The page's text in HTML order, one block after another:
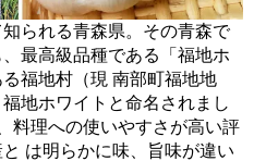
られる青森県。その青森で
最高級品種である「福地ホ
福地村（現 南部町福地地
地ホワイトと命名されまし
料理への使いやすさが高い評
は明らかに味、旨味が違い